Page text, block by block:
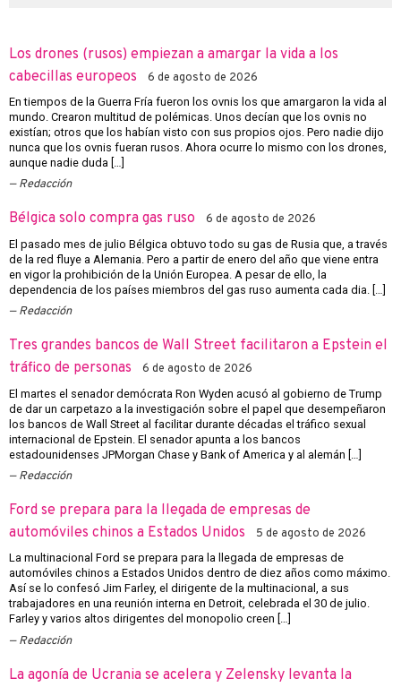
Los drones (rusos) empiezan a amargar la vida a los
cabecillas europeos
6 de agosto de 2026
En tiempos de la Guerra Fría fueron los ovnis los que amargaron la vida al
mundo. Crearon multitud de polémicas. Unos decían que los ovnis no
existían; otros que los habían visto con sus propios ojos. Pero nadie dijo
nunca que los ovnis fueran rusos. Ahora ocurre lo mismo con los drones,
aunque nadie duda […]
Redacción
Bélgica solo compra gas ruso 6 de agosto de 2026
El pasado mes de julio Bélgica obtuvo todo su gas de Rusia que, a través
de la red fluye a Alemania. Pero a partir de enero del año que viene entra
en vigor la prohibición de la Unión Europea. A pesar de ello, la
dependencia de los países miembros del gas ruso aumenta cada dia. […]
Redacción
Tres grandes bancos de Wall Street facilitaron a Epstein el
tráfico de personas
6 de agosto de 2026
El martes el senador demócrata Ron Wyden acusó al gobierno de Trump
de dar un carpetazo a la investigación sobre el papel que desempeñaron
los bancos de Wall Street al facilitar durante décadas el tráfico sexual
internacional de Epstein. El senador apunta a los bancos
estadounidenses JPMorgan Chase y Bank of America y al alemán […]
Redacción
Ford se prepara para la llegada de empresas de
automóviles chinos a Estados Unidos
5 de agosto de 2026
La multinacional Ford se prepara para la llegada de empresas de
automóviles chinos a Estados Unidos dentro de diez años como máximo.
Así se lo confesó Jim Farley, el dirigente de la multinacional, a sus
trabajadores en una reunión interna en Detroit, celebrada el 30 de julio.
Farley y varios altos dirigentes del monopolio creen […]
Redacción
La agonía de Ucrania se acelera y Zelensky levanta la